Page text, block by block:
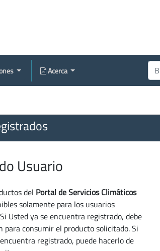
Acerca
Usuario
del Portal de Servicios Climáticos
solamente para los usuarios
Usted ya se encuentra registrado, debe
para consumir el producto solicitado. Si
registrado, puede hacerlo de